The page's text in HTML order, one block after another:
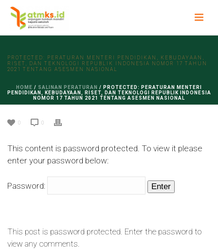
PROTECTED: PERATURAN MENTERI PENDIDIKAN, KEBUDAYAAN,
RISET, DAN TEKNOLOGI REPUBLIK INDONESIA NOMOR 17 TAHUN
2021 TENTANG ASESMEN NASIONAL
HOME / SALINAN PERATURAN / PROTECTED: PERATURAN MENTERI
PENDIDIKAN, KEBUDAYAAN, RISET, DAN TEKNOLOGI REPUBLIK INDONESIA
NOMOR 17 TAHUN 2021 TENTANG ASESMEN NASIONAL
0 0
This content is password protected. To view it please
enter your password below:
Password:
This post is password protected. Enter the password to
view any comments.